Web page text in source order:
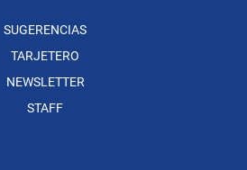
SUGERENCIAS
TARJETERO
NEWSLETTER
STAFF